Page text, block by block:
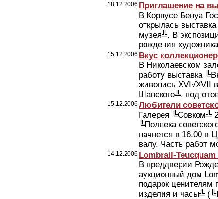
18.12.2006 Приглашение на
В Корпусе Бенуа
открылась
музея╩. В
рождения
15.12.2006 Вкус
В Николаевском
работу выставка
живопись XVI√XVII
Шанского╩,
15.12.2006 Любители
Галерея ╚Совком╩
╚Полвека
начнется в 16.00 в
валу. Часть работ
14.12.2006 Lombrail-Teucquam
В преддверии
аукционный дом
подарок ценителям
изделия и часы╩